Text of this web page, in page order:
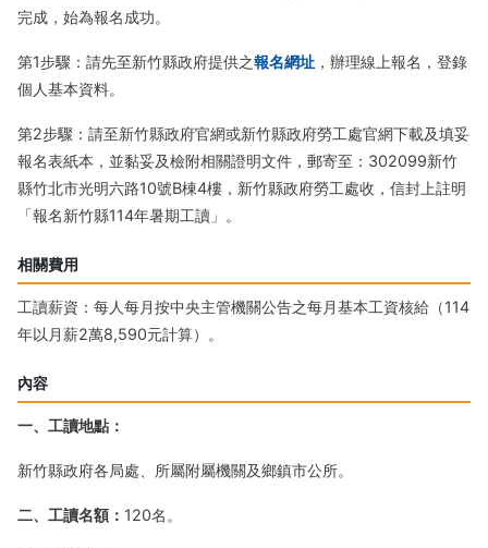
完成，始為報名成功。
第1步驟：請先至新竹縣政府提供之報名網址 ，辦理線上報名，登錄
個人基本資料。
第2步驟：請至新竹縣政府官網或新竹縣政府勞工處官網下載及填妥
報名表紙本，並黏妥及檢附相關證明文件，郵寄至：302099新竹
縣竹北市光明六路10號B棟4樓，新竹縣政府勞工處收，信封上註明
「報名新竹縣114年暑期工讀」。
相關費用
工讀薪資：每人每月按中央主管機關公告之每月基本工資核給（114
年以月薪2萬8,590元計算）。
內容
一、工讀地點：
新竹縣政府各局處、所屬附屬機關及鄉鎮市公所。
二、工讀名額： 120名。